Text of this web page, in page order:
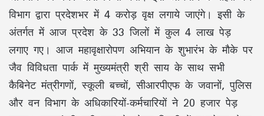
विभाग द्वारा प्रदेशभर में 4 करोड़ वृक्ष लगाये जाएंगे। इसी के
अंतर्गत में आज प्रदेश के 33 जिलों में कुल 4 लाख पेड़
लगाए गए। आज महावृक्षारोपण अभियान के शुभारंभ के मौके पर
जैव विविधता पार्क में मुख्यमंत्री श्री साय के साथ सभी
कैबिनेट मंत्रीगणों, स्कूली बच्चों, सीआरपीएफ के जवानों, पुलिस
और वन विभाग के अधिकारियों-कर्मचारियों ने 20 हजार पेड़